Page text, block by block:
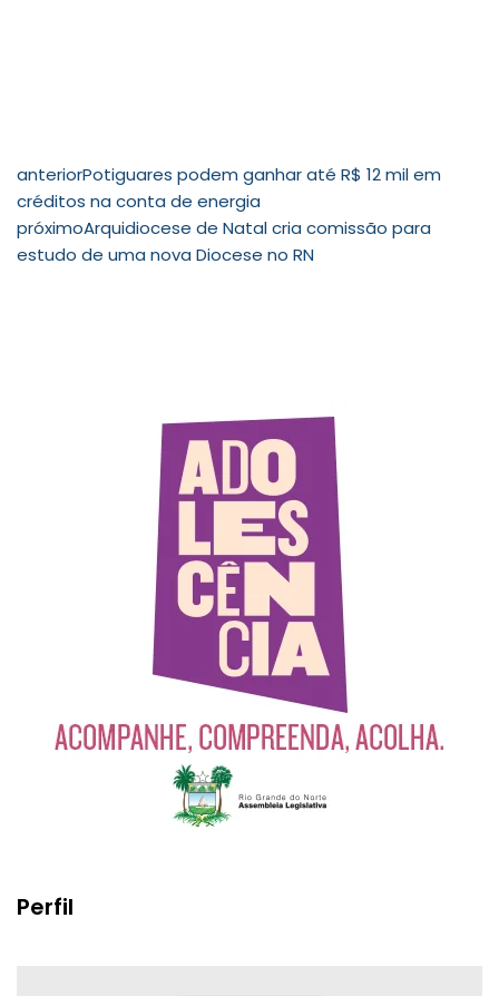
anteriorPotiguares podem ganhar até R$ 12 mil em
créditos na conta de energia
próximoArquidiocese de Natal cria comissão para
estudo de uma nova Diocese no RN
Perfil